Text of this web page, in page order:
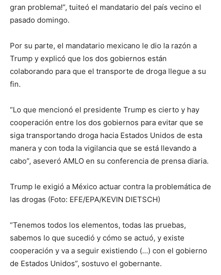
gran problema!”, tuiteó el mandatario del país vecino el
pasado domingo.
Por su parte, el mandatario mexicano le dio la razón a
Trump y explicó que los dos gobiernos están
colaborando para que el transporte de droga llegue a su
fin.
“Lo que mencionó el presidente Trump es cierto y hay
cooperación entre los dos gobiernos para evitar que se
siga transportando droga hacia Estados Unidos de esta
manera y con toda la vigilancia que se está llevando a
cabo”, aseveró AMLO en su conferencia de prensa diaria.
Trump le exigió a México actuar contra la problemática de
las drogas (Foto: EFE/EPA/KEVIN DIETSCH)
“Tenemos todos los elementos, todas las pruebas,
sabemos lo que sucedió y cómo se actuó, y existe
cooperación y va a seguir existiendo (…) con el gobierno
de Estados Unidos”, sostuvo el gobernante.